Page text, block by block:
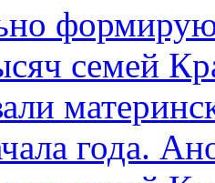
семей
года.